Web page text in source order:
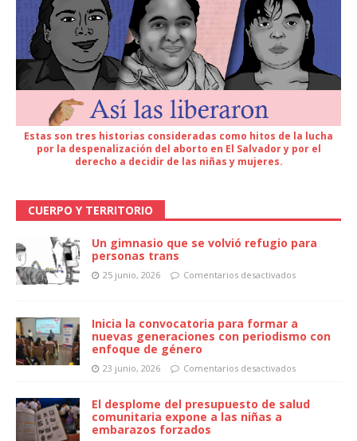
Estas son tres historias consideradas como hitos de la lucha
por la despenalización del aborto en El Salvador y por el
derecho a decidir de las niñas y mujeres.
CUERPO Y TERRITORIO
Un gimnasio que se volvió refugio para
personas trans
25 junio, 2026 Comentarios desactivados
Inicia la convocatoria para formar a
nuevas generaciones con periodismo con
enfoque de género
23 junio, 2026 Comentarios desactivados
El desplome del presupuesto de salud
comunitaria expone a las niñas a
embarazos forzados